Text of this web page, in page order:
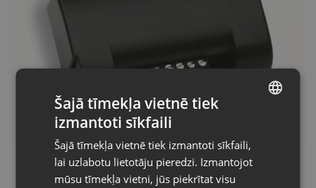
ENGLISH
Šajā tīmekļa vietnē tiek
izmantoti sīkfaili
Šajā tīmekļa vietnē tiek izmantoti sīkfaili,
lai uzlabotu lietotāju pieredzi. Izmantojot
mūsu tīmekļa vietni, jūs piekrītat visu